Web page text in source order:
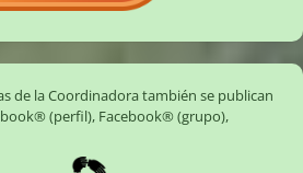
de la Coordinadora también se publican
(perfil), Facebook® (grupo),